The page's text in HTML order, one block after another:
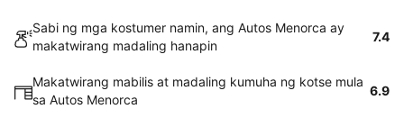
Sabi ng mga kostumer namin, ang Autos Menorca ay
makatwirang madaling hanapin
7.4
Makatwirang mabilis at madaling kumuha ng kotse mula
sa Autos Menorca
6.9